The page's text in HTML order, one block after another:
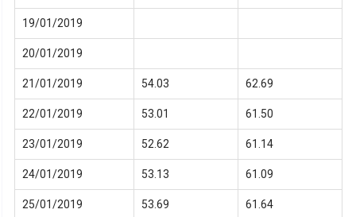
19/01/2019
20/01/2019
21/01/2019 54.03 62.69
22/01/2019 53.01 61.50
23/01/2019 52.62 61.14
24/01/2019 53.13 61.09
25/01/2019 53.69 61.64